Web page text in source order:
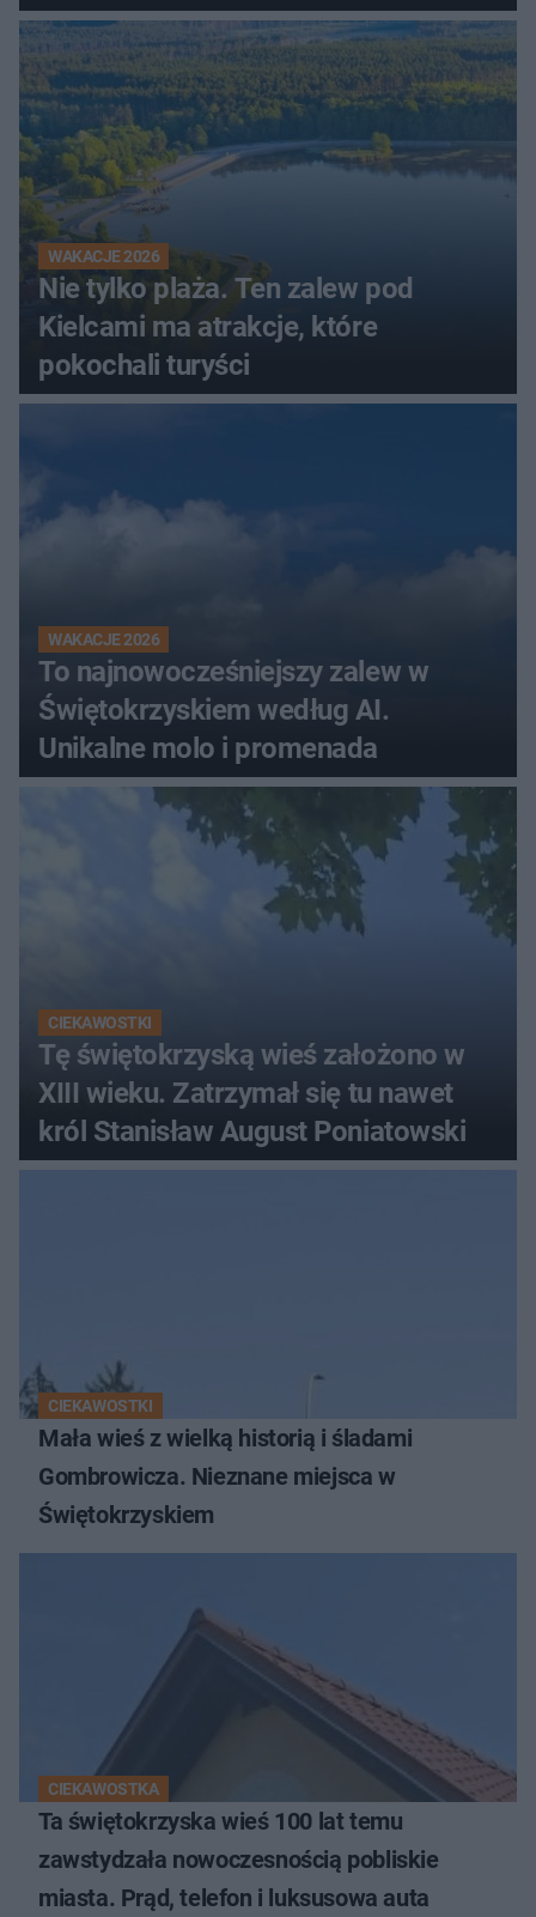
wcześniej
WAKACJE 2026
Nie tylko plaża. Ten zalew pod
Kielcami ma atrakcje, które
pokochali turyści
WAKACJE 2026
To najnowocześniejszy zalew w
Świętokrzyskiem według AI.
Unikalne molo i promenada
CIEKAWOSTKI
Tę świętokrzyską wieś założono w
XIII wieku. Zatrzymał się tu nawet
król Stanisław August Poniatowski
CIEKAWOSTKI
Mała wieś z wielką historią i śladami
Gombrowicza. Nieznane miejsca w
Świętokrzyskiem
CIEKAWOSTKA
Ta świętokrzyska wieś 100 lat temu
zawstydzała nowoczesnością pobliskie
miasta. Prąd, telefon i luksusowa auta